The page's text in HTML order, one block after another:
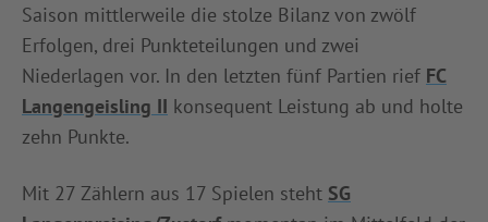
Saison mittlerweile die stolze Bilanz von zwölf
Erfolgen, drei Punkteteilungen und zwei
Niederlagen vor. In den letzten fünf Partien rief FC
Langengeisling II konsequent Leistung ab und holte
zehn Punkte.
Mit 27 Zählern aus 17 Spielen steht SG